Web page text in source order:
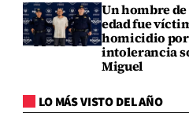
Un hombre de
edad fue
homicidio por
intolerancia
Miguel
LO MÁS VISTO DEL AÑO